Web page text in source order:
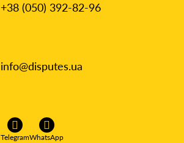
+38 (050) 392-82-96
info@disputes.ua
TelegramWhatsApp